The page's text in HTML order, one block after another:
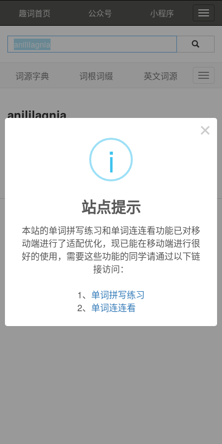
趣词首页 公众号 小程序
词源字典 词根词缀 英文词源
anililagnia
Copyright © QuWord.com All Rights Reserved.
词根大全|联系站长
蜀ICP备19033398号-1
×
i
站点提示
本站的单词拼写练习和单词连连看功能已对移
动端进行了适配优化，现已能在移动端进行很
好的使用，需要这些功能的同学请通过以下链
接访问：
1、 单词拼写练习
2、 单词连连看